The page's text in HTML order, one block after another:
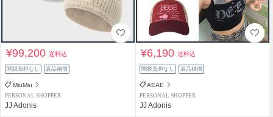
¥99,200送料込
関税負担なし 返品補償
MiuMiu
PERSONAL SHOPPER
JJ Adonis
¥6,190送料込
関税負担なし 返品補償
AEAE
PERSONAL SHOPPER
JJ Adonis